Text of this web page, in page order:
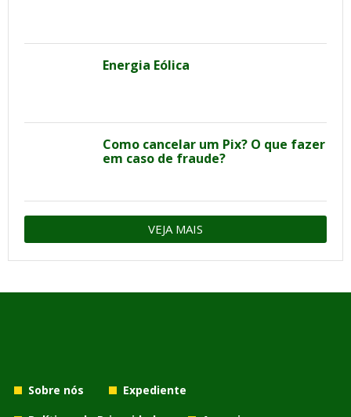
Energia Eólica
Como cancelar um Pix? O que fazer
em caso de fraude?
VEJA MAIS
Sobre nós
Expediente